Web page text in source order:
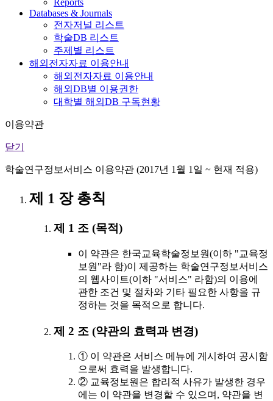
Reports
Databases & Journals
전자저널 리스트
학술DB 리스트
주제별 리스트
해외전자자료 이용안내
해외전자자료 이용안내
해외DB별 이용권한
대학별 해외DB 구독현황
이용약관
닫기
학술연구정보서비스 이용약관 (2017년 1월 1일 ~ 현재 적용)
제 1 장 총칙
제 1 조 (목적)
이 약관은 한국교육학술정보원(이하 "교육정
보원"라 함)이 제공하는 학술연구정보서비스
의 웹사이트(이하 "서비스" 라함)의 이용에
관한 조건 및 절차와 기타 필요한 사항을 규
정하는 것을 목적으로 합니다.
제 2 조 (약관의 효력과 변경)
① 이 약관은 서비스 메뉴에 게시하여 공시함
으로써 효력을 발생합니다.
② 교육정보원은 합리적 사유가 발생한 경우
에는 이 약관을 변경할 수 있으며, 약관을 변